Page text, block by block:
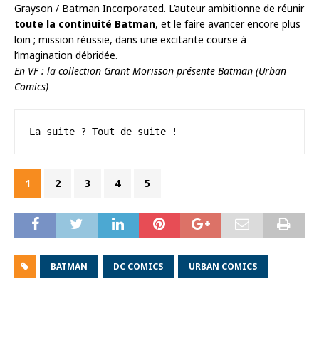
Grayson / Batman Incorporated. L’auteur ambitionne de réunir
toute la continuité Batman, et le faire avancer encore plus
loin ; mission réussie, dans une excitante course à
l’imagination débridée.
En VF : la collection Grant Morisson présente Batman (Urban
Comics)
La suite ? Tout de suite !
1 2 3 4 5
BATMAN DC COMICS URBAN COMICS